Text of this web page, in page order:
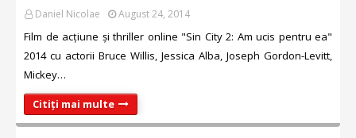
Daniel Nicolae August 24, 2014
Film de acțiune și thriller online "Sin City 2: Am ucis pentru ea"
2014 cu actorii Bruce Willis, Jessica Alba, Joseph Gordon-Levitt,
Mickey…
Citiți mai multe